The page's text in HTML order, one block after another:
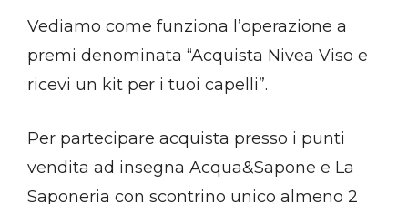
Vediamo come funziona l’operazione a
premi denominata “Acquista Nivea Viso e
ricevi un kit per i tuoi capelli”.
Per partecipare acquista presso i punti
vendita ad insegna Acqua&Sapone e La
Saponeria con scontrino unico almeno 2